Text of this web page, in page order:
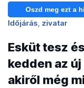
Oszd meg ezt a
Időjárás zivatar
Esküt tesz
kedden az
akiről még